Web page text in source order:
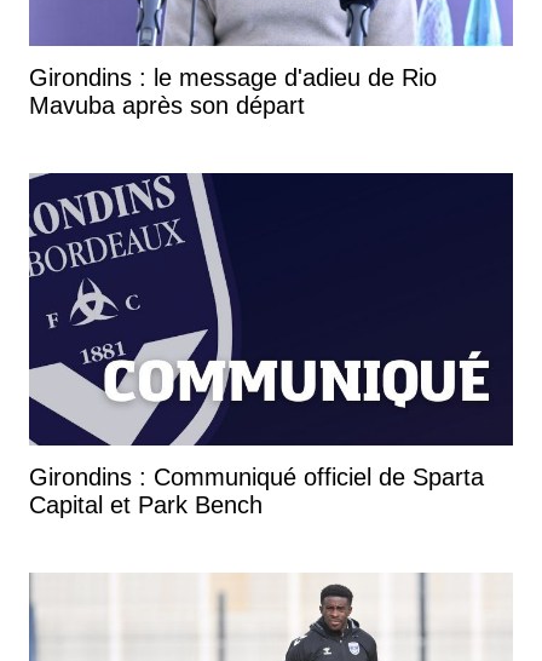
Girondins : le message d'adieu de Rio
Mavuba après son départ
Girondins : Communiqué officiel de Sparta
Capital et Park Bench